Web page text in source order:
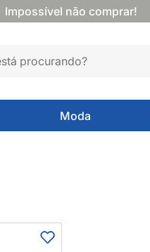
Impossível não comprar!
Moda